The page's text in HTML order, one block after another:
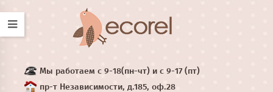
Мы работаем с 9-18(пн-чт) и с 9-17 (пт)
пр-т Независимости, д.185, оф.28